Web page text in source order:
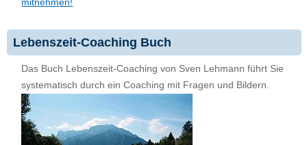
mitnehmen!
Lebenszeit-Coaching Buch
Das Buch Lebenszeit-Coaching von Sven Lehmann führt Sie
systematisch durch ein Coaching mit Fragen und Bildern.